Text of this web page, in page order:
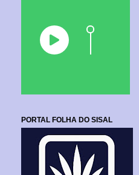
PORTAL FOLHA DO SISAL